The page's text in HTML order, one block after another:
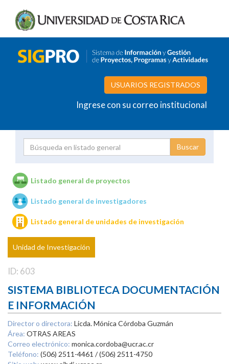
USUARIOS REGISTRADOS
Ingrese con su correo institucional
Unidades de investigación
Listado general de proyectos
Listado general de investigadores
Listado general de unidades de investigación
Unidad de Investigación
ID: 603
SISTEMA BIBLIOTECA DOCUMENTACIÓN
E INFORMACIÓN
Director o directora: Licda. Mónica Córdoba Guzmán
Área: OTRAS AREAS
Correo electrónico: monica.cordoba@ucr.ac.cr
Teléfono: (506) 2511-4461 / (506) 2511-4750